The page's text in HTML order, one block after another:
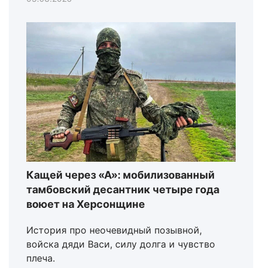
Кащей через «А»: мобилизованный
тамбовский десантник четыре года
воюет на Херсонщине
История про неочевидный позывной,
войска дяди Васи, силу долга и чувство
плеча.